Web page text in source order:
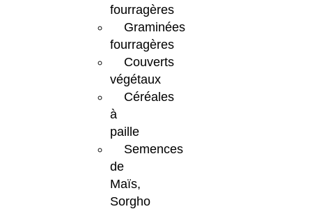
fourragères
Graminées
fourragères
Couverts
végétaux
Céréales
à
paille
Semences
de
Maïs,
Sorgho